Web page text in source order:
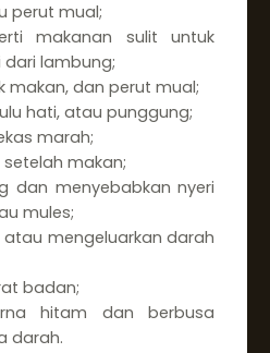
perut mual;
makanan sulit untuk
dari lambung;
makan, dan perut mual;
hati, atau punggung;
marah;
makan;
dan menyebabkan nyeri
mules;
mengeluarkan darah
badan;
hitam dan berbusa
darah.